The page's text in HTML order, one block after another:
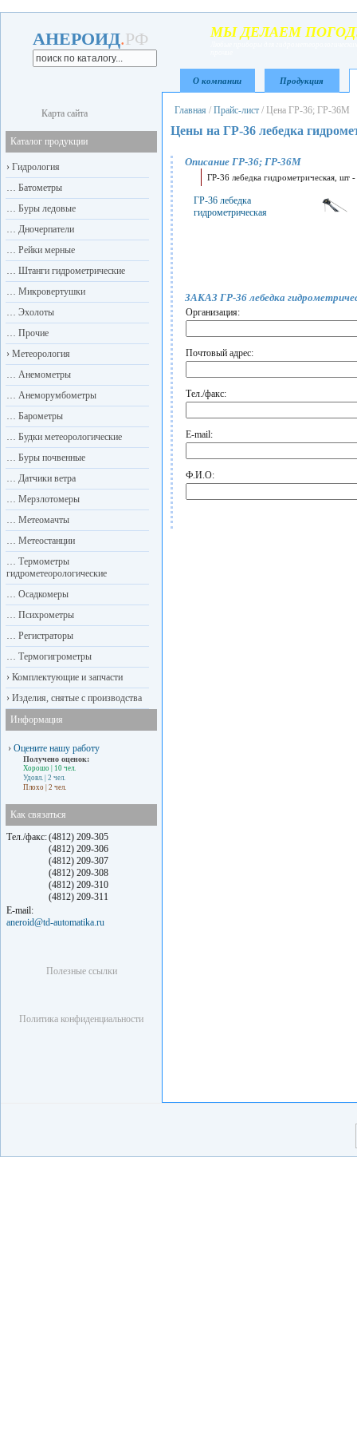
АНЕРОИД.РФ МЫ ДЕЛАЕМ
О компании Продукция
Главная / Прайс-лист / Цена ГР-36; ГР-36М
Цены на ГР-36 лебедка
Описание ГР-36; ГР-36М
ГР-36 лебедка гидрометрическая, шт -
ГР-36 лебедка
гидрометрическая
ЗАКАЗ ГР-36 лебедка
Организация:
Почтовый адрес:
Тел./факс:
E-mail:
Ф.И.О:
Карта сайта
Каталог продукции
› Гидрология
… Батометры
… Буры ледовые
… Дночерпатели
… Рейки мерные
… Штанги гидрометрические
… Микровертушки
… Эхолоты
… Прочие
› Метеорология
… Анемометры
… Анеморумбометры
… Барометры
… Будки метеорологические
… Буры почвенные
… Датчики ветра
… Мерзлотомеры
… Метеомачты
… Метеостанции
… Термометры
гидрометеорологические
… Осадкомеры
… Психрометры
… Регистраторы
… Термогигрометры
› Комплектующие и запчасти
› Изделия, снятые с производства
Информация
› Оцените нашу работу
Получено оценок:
Хорошо | 10 чел.
Удовл. | 2 чел.
Плохо | 2 чел.
Как связаться
Тел./факс:(4812) 209-305
(4812) 209-306
(4812) 209-307
(4812) 209-308
(4812) 209-310
(4812) 209-311
E-mail:
aneroid@td-automatika.ru
Полезные ссылки
Политика конфиденциальности